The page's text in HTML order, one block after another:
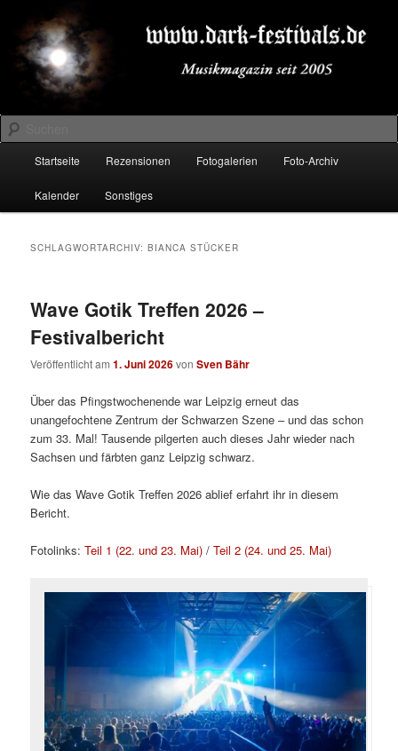
primären
Inhalt
springen
sekundären
Inhalt
springenDARK-FESTIVALS.DE
Suchen
Startseite Rezensionen Fotogalerien Foto-Archiv
Kalender Sonstiges
SCHLAGWORTARCHIV:BIANCA STÜCKER
Wave Gotik Treffen 2026 –
Festivalbericht
Veröffentlicht am1. Juni 2026vonSven Bähr
Über das Pfingstwochenende war Leipzig erneut das
unangefochtene Zentrum der Schwarzen Szene – und das schon
zum 33. Mal! Tausende pilgerten auch dieses Jahr wieder nach
Sachsen und färbten ganz Leipzig schwarz.
Wie das Wave Gotik Treffen 2026 ablief erfahrt ihr in diesem
Bericht.
Fotolinks:Teil 1 (22. und 23. Mai) /Teil 2 (24. und 25. Mai)